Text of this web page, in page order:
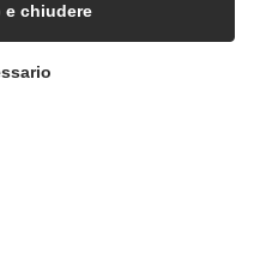
e chiudere